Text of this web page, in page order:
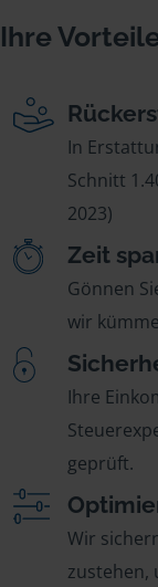
Ihre
In
Schnitt
2023)
Zeit
Gönnen
wir
Ihre
geprüft.
Wir
zustehen,